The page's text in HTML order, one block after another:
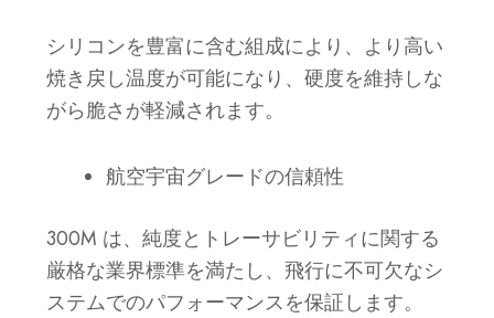
シリコンを豊富に含む組成により、より高い
焼き戻し温度が可能になり、硬度を維持しな
がら脆さが軽減されます。
航空宇宙グレードの信頼性
300M は、純度とトレーサビリティに関する
厳格な業界標準を満たし、飛行に不可欠なシ
ステムでのパフォーマンスを保証します。